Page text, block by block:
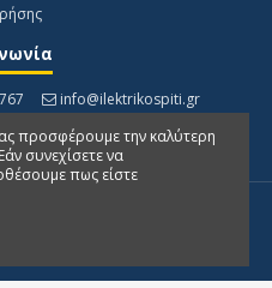
info@ilektrikospiti.gr
by
προσφέρουμε την καλύτερη
συνεχίσετε να
πως είστε